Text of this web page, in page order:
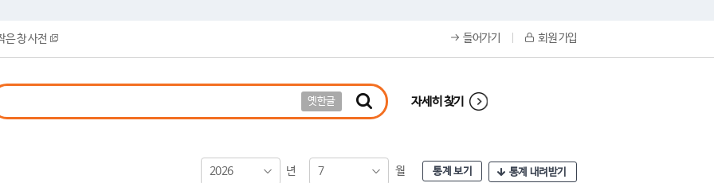
은 창 사전 들어가기 회원 가입
옛한글 자세히 찾기
2026 년 7 월 통계 보기 통계 내려받기